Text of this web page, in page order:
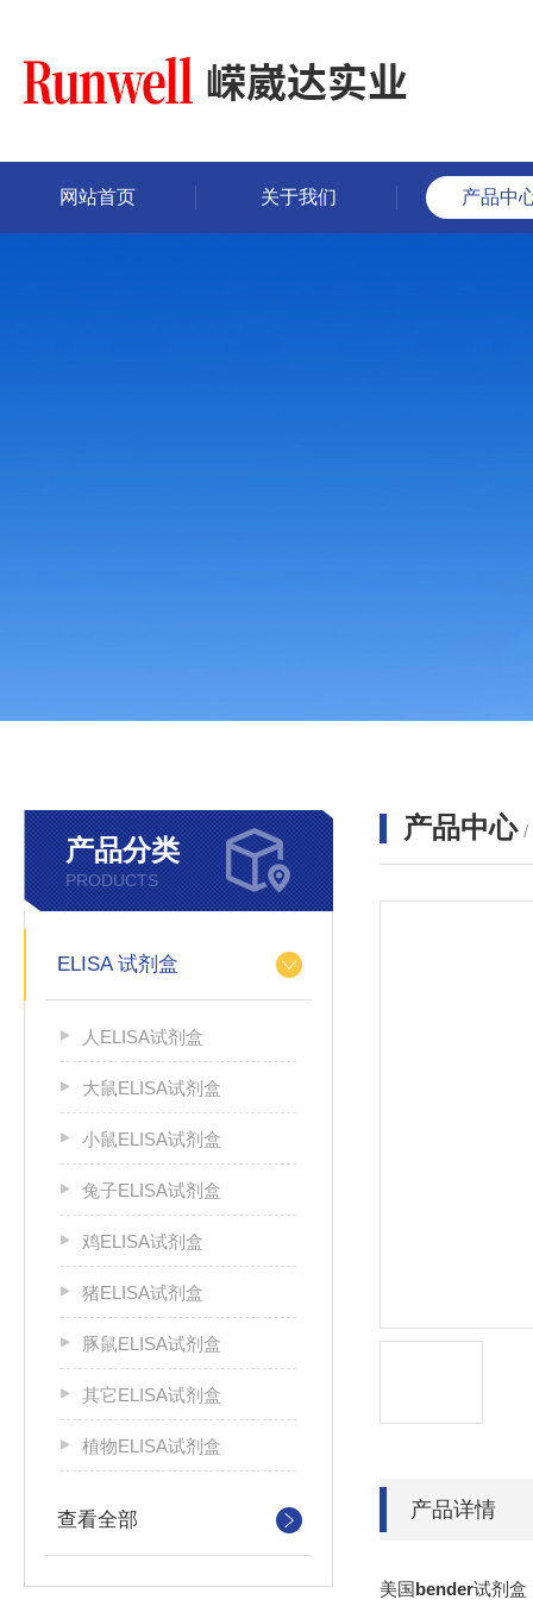
网站首页 关于我们 产品中
产品分类
PRODUCTS
ELISA 试剂盒
人ELISA试剂盒
大鼠ELISA试剂盒
小鼠ELISA试剂盒
兔子ELISA试剂盒
鸡ELISA试剂盒
猪ELISA试剂盒
豚鼠ELISA试剂盒
其它ELISA试剂盒
植物ELISA试剂盒
查看全部
产品中心 /
产品详情
美国bender试剂盒